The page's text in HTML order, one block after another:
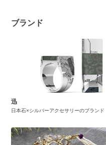
ブランド
迅
日本石×シルバーアクセサリーのブランド